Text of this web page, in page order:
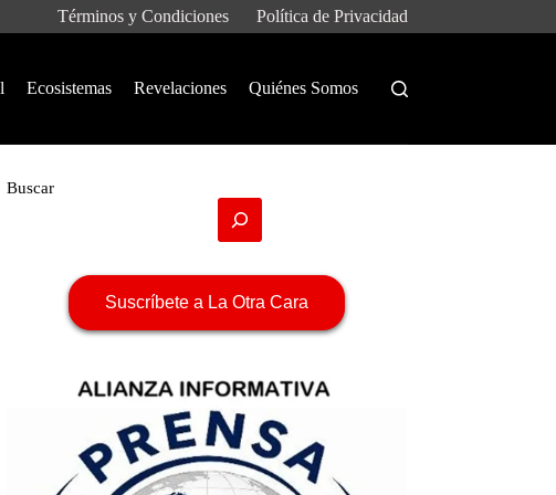
Términos y Condiciones Política de Privacidad
Ecosistemas Revelaciones Quiénes Somos
Buscar
Suscríbete a La Otra Cara